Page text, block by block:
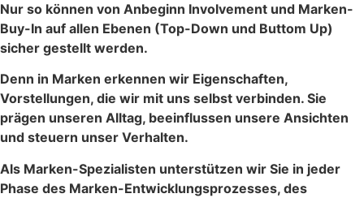
Nur so können von Anbeginn Involvement und Marken-
Buy-In auf allen Ebenen (Top-Down und Buttom Up)
sicher gestellt werden.
Denn in Marken erkennen wir Eigenschaften,
Vorstellungen, die wir mit uns selbst verbinden. Sie
prägen unseren Alltag, beeinflussen unsere Ansichten
und steuern unser Verhalten.
Als Marken-Spezialisten unterstützen wir Sie in jeder
Phase des Marken-Entwicklungsprozesses, des